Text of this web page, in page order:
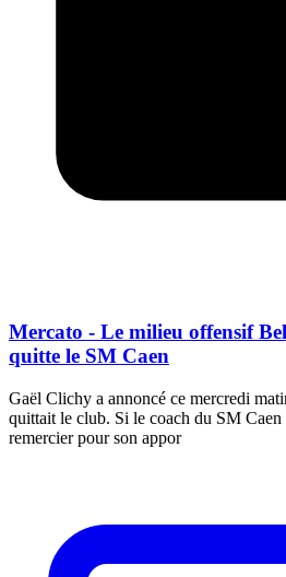
Mercato - Le milieu offensif
quitte le SM Caen
Gaël Clichy a annoncé ce mercredi
quittait le club. Si le coach du SM Caen
remercier pour son appor